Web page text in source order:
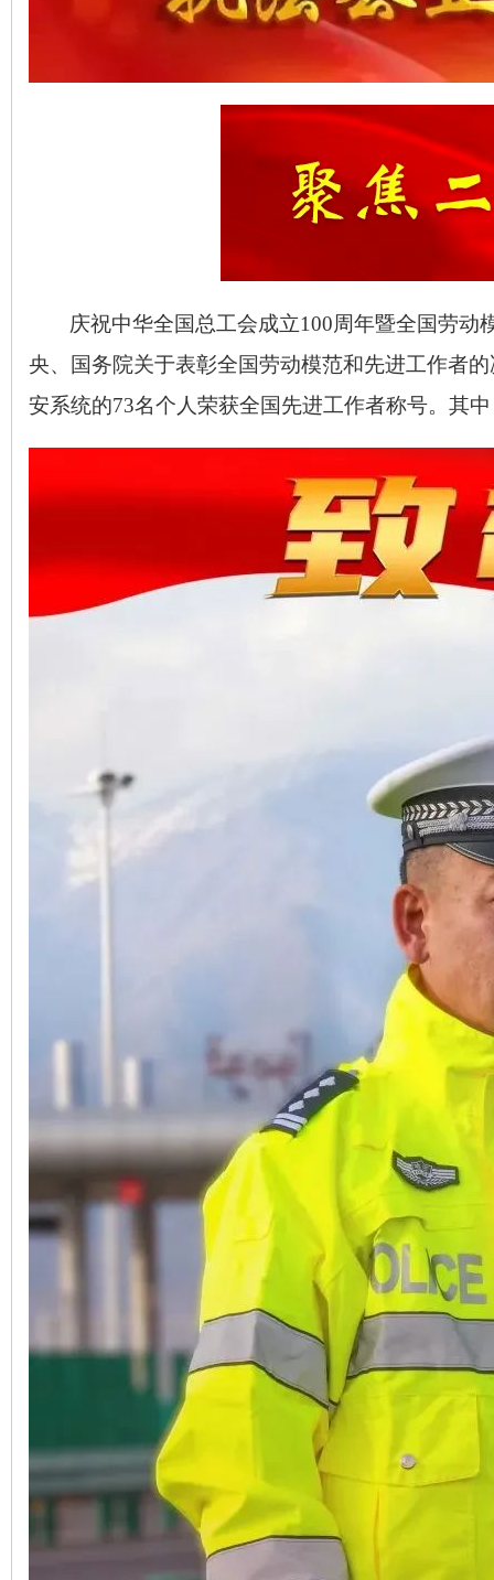
庆祝中华全国总工会成立100周年暨全国劳动
央、国务院关于表彰全国劳动模范和先进工作者
安系统的73名个人荣获全国先进工作者称号。其